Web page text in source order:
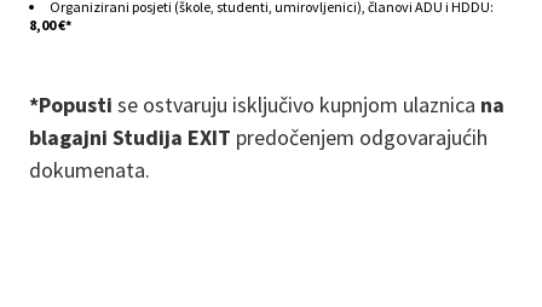
Organizirani posjeti (škole, studenti, umirovljenici), članovi ADU i HDDU:
8,00 €*
*Popusti se ostvaruju isključivo kupnjom ulaznica na
blagajni Studija EXIT predočenjem odgovarajućih
dokumenata.